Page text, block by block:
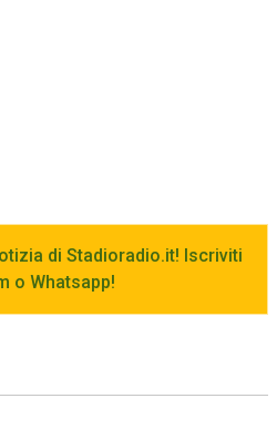
di Stadioradio.it! Iscriviti
o Whatsapp!